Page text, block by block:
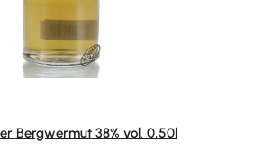
Bergwermut 38% vol. 0,50l